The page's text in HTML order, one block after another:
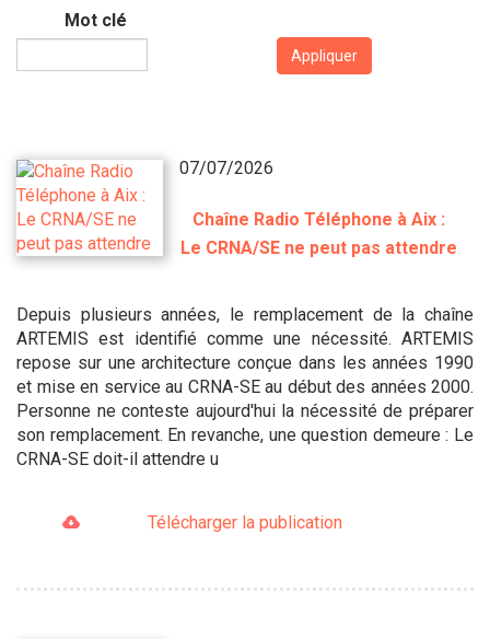
Mot clé
Appliquer
07/07/2026
Chaîne Radio Téléphone à Aix :
Le CRNA/SE ne peut pas attendre
Depuis plusieurs années, le remplacement de la chaîne
ARTEMIS est identifié comme une nécessité. ARTEMIS
repose sur une architecture conçue dans les années 1990
et mise en service au CRNA-SE au début des années 2000.
Personne ne conteste aujourd'hui la nécessité de préparer
son remplacement. En revanche, une question demeure : Le
CRNA-SE doit-il attendre u
Télécharger la publication